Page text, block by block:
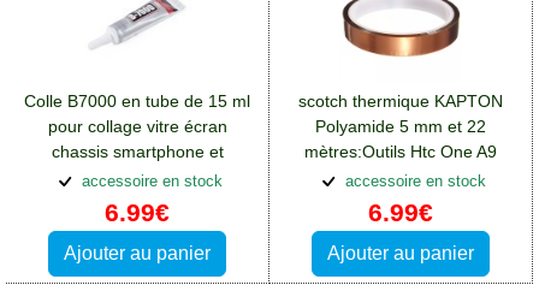
Colle B7000 en tube de 15 ml
pour collage vitre écran
chassis smartphone et
tablette:Outils Htc One A9
accessoire en stock
6.99€
Ajouter au panier
scotch thermique KAPTON
Polyamide 5 mm et 22
mètres:Outils Htc One A9
accessoire en stock
6.99€
Ajouter au panier